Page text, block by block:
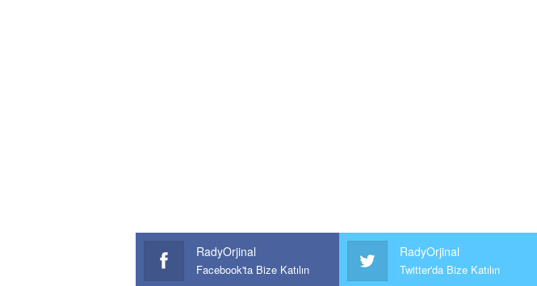
RadyOrjinal
Facebook'ta Bize Katılın
RadyOrjinal
Twitter'da Bize Katılın